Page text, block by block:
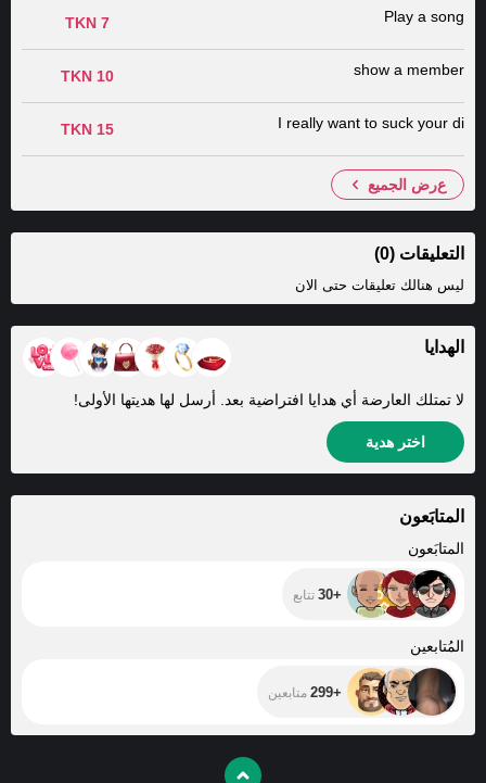
Play a song
7 TKN
show a member
10 TKN
I really want to suck your di
15 TKN
عرض الجميع
التعليقات (0)
ليس هنالك تعليقات حتى الان
الهدايا
لا تمتلك العارضة أي هدايا افتراضية بعد. أرسل لها هديتها الأولى!
اختر هدية
المتابَعون
المتابَعون
+30 تتابع
المُتابعين
+299 متابعين